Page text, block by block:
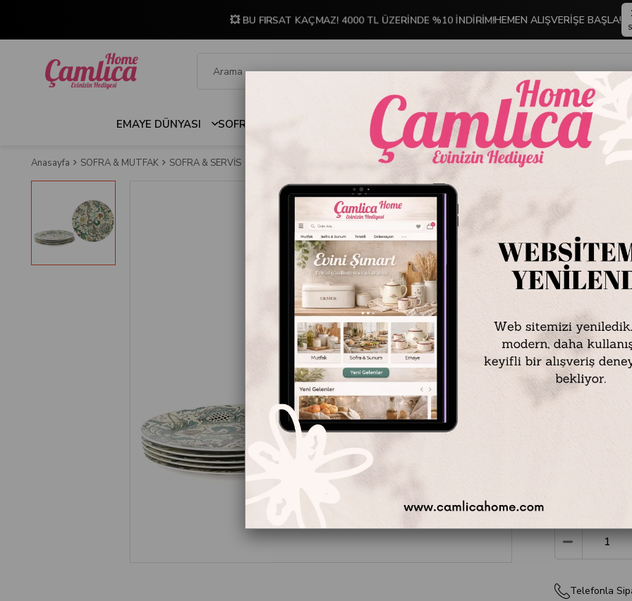
💥 BU FIRSAT KAÇMAZ! 4000 TL ÜZERİNDE %10 İNDİRİM!HEMEN ALIŞVERİŞE BAŞLA!
EMAYE DÜNYASI SOFRA & MUTFAK İNDİRİMLİ ÜRÜNLER DEKORASYON TABLO KOLEKSİYONU
Anasayfa SOFRA & MUTFAK SOFRA & SERVİS Servis Kapları ve Masaüstü Sunum Ürünleri Mikasa Moor Turquoise Serisi 6'lı Porselen
Luxury
Stok Kodu
Sofraların
6'lıServis
sunumlar
yaldız
yakalar.
Telefonla